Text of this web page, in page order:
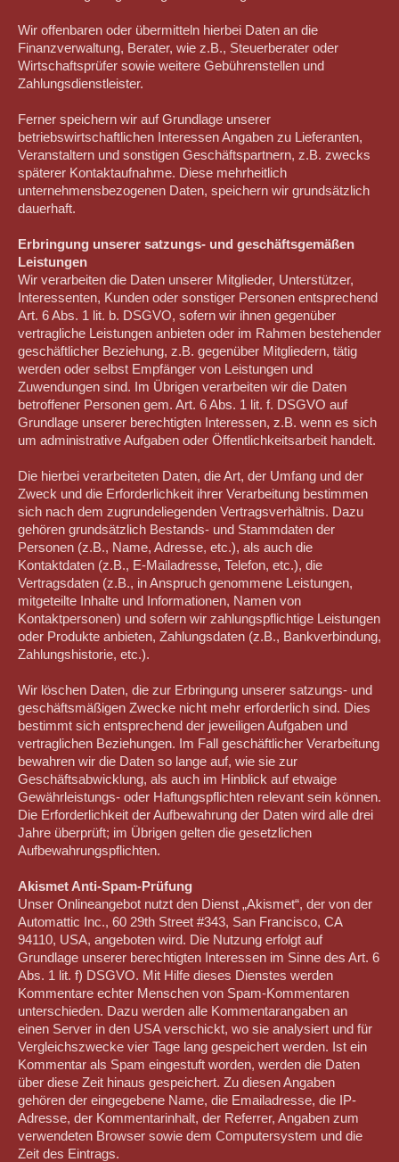
Wir offenbaren oder übermitteln hierbei Daten an die
Finanzverwaltung, Berater, wie z.B., Steuerberater oder
Wirtschaftsprüfer sowie weitere Gebührenstellen und
Zahlungsdienstleister.
Ferner speichern wir auf Grundlage unserer
betriebswirtschaftlichen Interessen Angaben zu Lieferanten,
Veranstaltern und sonstigen Geschäftspartnern, z.B. zwecks
späterer Kontaktaufnahme. Diese mehrheitlich
unternehmensbezogenen Daten, speichern wir grundsätzlich
dauerhaft.
Erbringung unserer satzungs- und geschäftsgemäßen
Leistungen
Wir verarbeiten die Daten unserer Mitglieder, Unterstützer,
Interessenten, Kunden oder sonstiger Personen entsprechend
Art. 6 Abs. 1 lit. b. DSGVO, sofern wir ihnen gegenüber
vertragliche Leistungen anbieten oder im Rahmen bestehender
geschäftlicher Beziehung, z.B. gegenüber Mitgliedern, tätig
werden oder selbst Empfänger von Leistungen und
Zuwendungen sind. Im Übrigen verarbeiten wir die Daten
betroffener Personen gem. Art. 6 Abs. 1 lit. f. DSGVO auf
Grundlage unserer berechtigten Interessen, z.B. wenn es sich
um administrative Aufgaben oder Öffentlichkeitsarbeit handelt.
Die hierbei verarbeiteten Daten, die Art, der Umfang und der
Zweck und die Erforderlichkeit ihrer Verarbeitung bestimmen
sich nach dem zugrundeliegenden Vertragsverhältnis. Dazu
gehören grundsätzlich Bestands- und Stammdaten der
Personen (z.B., Name, Adresse, etc.), als auch die
Kontaktdaten (z.B., E-Mailadresse, Telefon, etc.), die
Vertragsdaten (z.B., in Anspruch genommene Leistungen,
mitgeteilte Inhalte und Informationen, Namen von
Kontaktpersonen) und sofern wir zahlungspflichtige Leistungen
oder Produkte anbieten, Zahlungsdaten (z.B., Bankverbindung,
Zahlungshistorie, etc.).
Wir löschen Daten, die zur Erbringung unserer satzungs- und
geschäftsmäßigen Zwecke nicht mehr erforderlich sind. Dies
bestimmt sich entsprechend der jeweiligen Aufgaben und
vertraglichen Beziehungen. Im Fall geschäftlicher Verarbeitung
bewahren wir die Daten so lange auf, wie sie zur
Geschäftsabwicklung, als auch im Hinblick auf etwaige
Gewährleistungs- oder Haftungspflichten relevant sein können.
Die Erforderlichkeit der Aufbewahrung der Daten wird alle drei
Jahre überprüft; im Übrigen gelten die gesetzlichen
Aufbewahrungspflichten.
Akismet Anti-Spam-Prüfung
Unser Onlineangebot nutzt den Dienst „Akismet“, der von der
Automattic Inc., 60 29th Street #343, San Francisco, CA
94110, USA, angeboten wird. Die Nutzung erfolgt auf
Grundlage unserer berechtigten Interessen im Sinne des Art. 6
Abs. 1 lit. f) DSGVO. Mit Hilfe dieses Dienstes werden
Kommentare echter Menschen von Spam-Kommentaren
unterschieden. Dazu werden alle Kommentarangaben an
einen Server in den USA verschickt, wo sie analysiert und für
Vergleichszwecke vier Tage lang gespeichert werden. Ist ein
Kommentar als Spam eingestuft worden, werden die Daten
über diese Zeit hinaus gespeichert. Zu diesen Angaben
gehören der eingegebene Name, die Emailadresse, die IP-
Adresse, der Kommentarinhalt, der Referrer, Angaben zum
verwendeten Browser sowie dem Computersystem und die
Zeit des Eintrags.